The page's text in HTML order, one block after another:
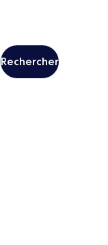
Rechercher